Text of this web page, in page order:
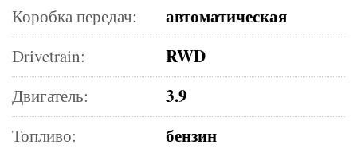
Коробка передач: автоматическая
Drivetrain: RWD
Двигатель: 3.9
Топливо: бензин